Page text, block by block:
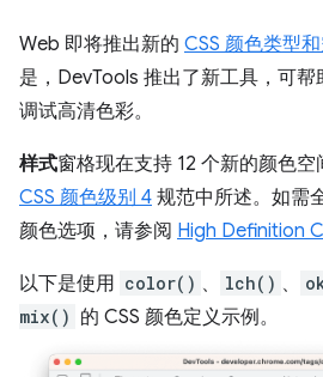
Web 即将推出新的 CSS 颜色类型
是，DevTools 推出了新工具，可
调试高清色彩。
样式窗格现在支持 12 个新的颜色
CSS 颜色级别 4 规范中所述。如需
颜色选项，请参阅 High Definition
以下是使用 color() 、 lch() 、
mix() 的 CSS 颜色定义示例。